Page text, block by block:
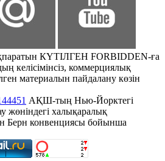
КҮТІЛГЕН FORBIDDEN-ға
келісімінсіз, коммерциялық
материалын пайдалану көзін
АҚШ-тың Нью-Йорктегі
жөніндегі халықаралық
Берн конвенциясы бойынша